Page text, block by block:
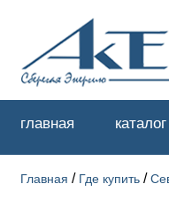
главная
Главная / Где купить /